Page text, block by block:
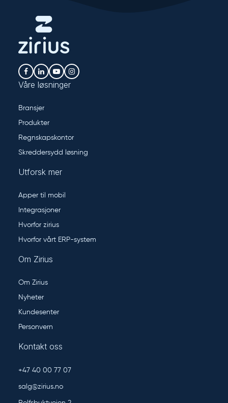
Våre løsninger
Bransjer
Produkter
Regnskapskontor
Skreddersydd løsning
Utforsk mer
Apper til mobil
Integrasjoner
Hvorfor zirius
Hvorfor vårt ERP-system
Om Zirius
Om Zirius
Nyheter
Kundesenter
Personvern
Kontakt oss
+47 40 00 77 07
salg@zirius.no